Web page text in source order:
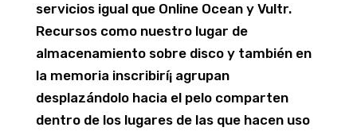
servicios igual que Online Ocean y Vultr.
Recursos como nuestro lugar de
almacenamiento sobre disco y también en
la memoria inscribirí¡ agrupan
desplazándolo hacia el pelo comparten
dentro de los lugares de las que hacen uso